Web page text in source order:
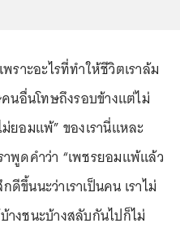
ราะอะไรที่ทำให้ชีวิตเราล้ม
นอื่นโทษถึงรอบข้างแต่ไม่
ยอมแพ้” ของเรานี่แหละ
พูดคำว่า “เพชรยอมแพ้แล้ว
ขึ้นนะว่าเราเป็นคน เราไม่
างชนะบ้างสลับกันไปก็ไม่